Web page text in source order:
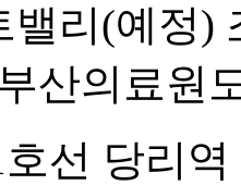
밸리(예정)
산의료원
선 당리